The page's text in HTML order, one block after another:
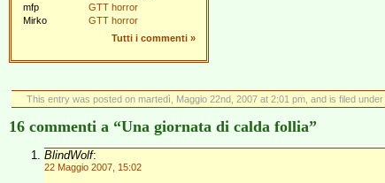
mfp
GTT horror
Mirko
GTT horror
Tutti i commenti »
This entry was posted on martedì, Maggio 22nd, 2007 at 2:01 pm, and is filed under
16 commenti a “Una giornata di calda follia”
BlindWolf:
22 Maggio 2007, 15:02